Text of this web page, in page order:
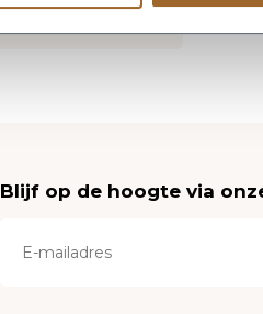
Blijf op de hoogte via